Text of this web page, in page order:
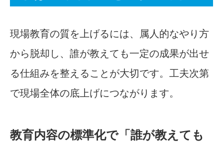
現場教育の質を上げるには、属人的なやり方
から脱却し、誰が教えても一定の成果が出せ
る仕組みを整えることが大切です。工夫次第
で現場全体の底上げにつながります。
教育内容の標準化で「誰が教えても